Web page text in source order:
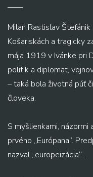
Milan Rastislav
Košariskách a tragicky
mája 1919 v Ivánke pri
politik a diplomat,
– taká bola životná púť
človeka.
S myšlienkami, názormi
prvého „Európana“.
nazval „europeizácia“...